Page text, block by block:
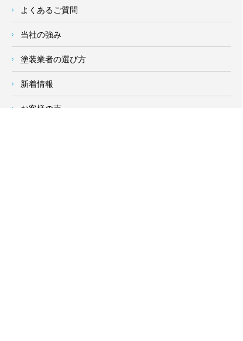
よくあるご質問
当社の強み
塗装業者の選び方
新着情報
お客様の声